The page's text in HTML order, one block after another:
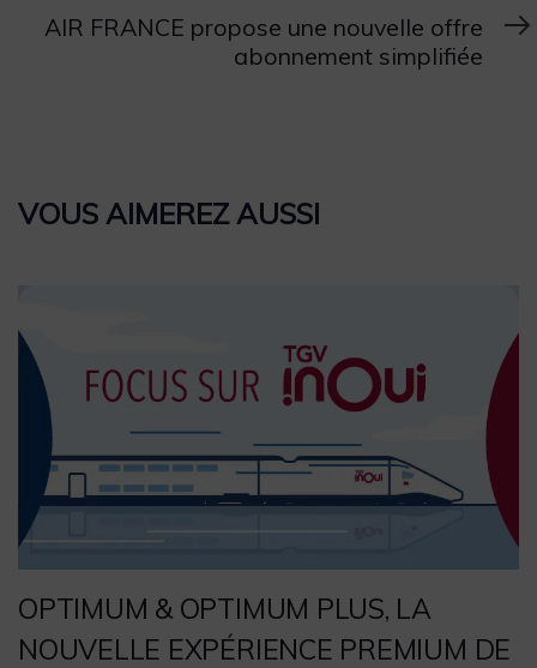
Article
AIR FRANCE propose une nouvelle offre
abonnement simplifiée
VOUS AIMEREZ AUSSI
OPTIMUM & OPTIMUM PLUS, LA
NOUVELLE EXPÉRIENCE PREMIUM DE